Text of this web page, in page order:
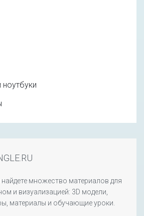
множество материалов для
и визуализацией: 3D модели,
материалы и обучающие уроки.